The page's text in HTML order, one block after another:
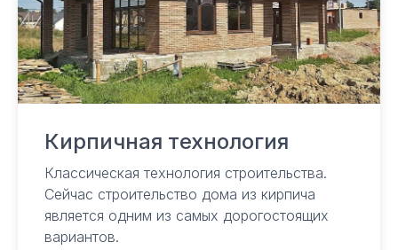
Кирпичная технология
Классическая технология строительства.
Сейчас строительство дома из кирпича
является одним из самых дорогостоящих
вариантов.
© ООО СК Серьезное дело, 2025
ИНН 23670252638